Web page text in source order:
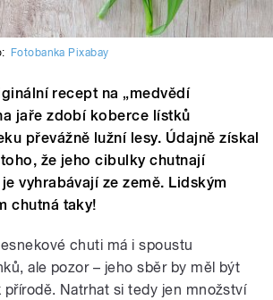
Fotobanka Pixabay
recept na „medvědí
jaře zdobí koberce lístků
převážně lužní lesy. Údajně získal
že jeho cibulky chutnají
vyhrabávají ze země. Lidským
chutná taky!
chuti má i spoustu
ale pozor – jeho sběr by měl být
Natrhat si tedy jen množství